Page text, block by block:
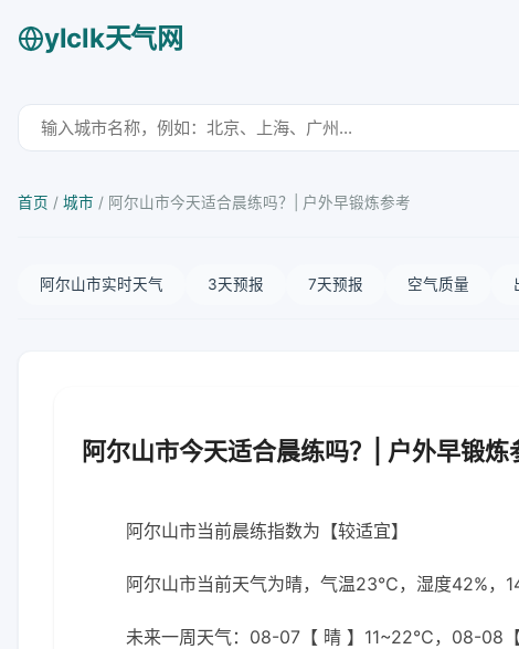
ylclk天气网
首页 / 城市 / 阿尔山市今天适合晨练吗？| 户外早锻炼参考
阿尔山市实时天气 3天预报 7天预报 空气质量
阿尔山市今天适合晨练吗？| 户外早锻炼
阿尔山市当前晨练指数为【较适宜】
阿尔山市当前天气为晴，气温23℃，湿度42%，
未来一周天气：08-07【 晴 】11~22℃，08-08